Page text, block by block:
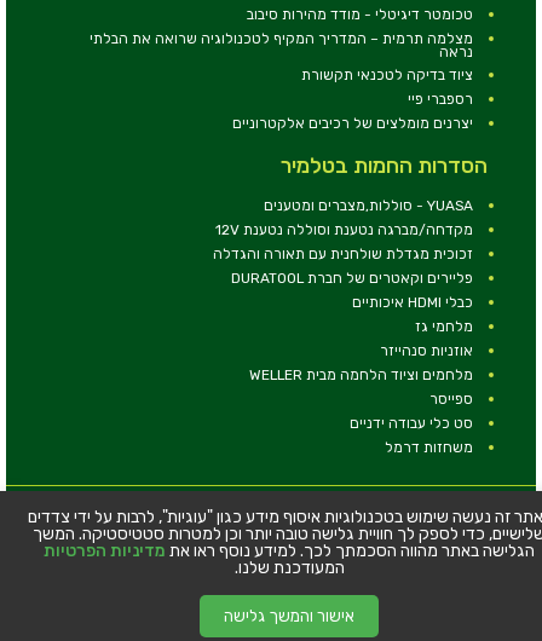
טכומטר דיגיטלי - מודד מהירות סיבוב
מצלמה תרמית – המדריך המקיף לטכנולוגיה שרואה את הבלתי
נראה
ציוד בדיקה לטכנאי תקשורת
רספברי פיי
יצרנים מומלצים של רכיבים אלקטרוניים
הסדרות החמות בטלמיר
YUASA - סוללות,מצברים ומטענים
מקדחה/מברגה נטענת וסוללה נטענת 12V
זכוכית מגדלת שולחנית עם תאורה והגדלה
פליירים וקאטרים של חברת DURATOOL
כבלי HDMI איכותיים
מלחמי גז
אוזניות סנהייזר
מלחמים וציוד הלחמה מבית WELLER
ספייסר
סט כלי עבודה ידניים
משחזות דרמל
© כל הזכויות שמורות - טלמיר אלקטרוניקה בע''מ
כתובת: דרך העצמאות 63, חיפה
טלפון:04-8534564
זה נעשה שימוש בטכנולוגיות איסוף מידע כגון "עוגיות", לרבות על ידי צדדים
כדי לספק לך חוויית גלישה טובה יותר וכן למטרות סטטיסטיקה. המשך
הגלישה באתר מהווה הסכמתך לכך. למידע נוסף ראו את מדיניות הפרטיות
המעודכנת שלנו.
אישור והמשך גלישה